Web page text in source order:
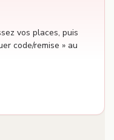
vos places, puis
code/remise » au